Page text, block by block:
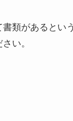
類があるとい
い。